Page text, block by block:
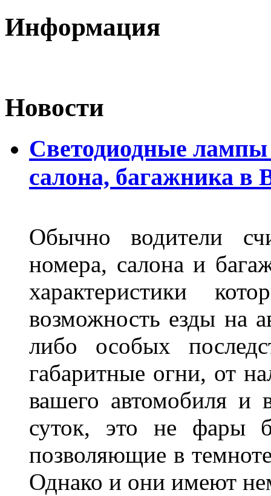
Информация
Новости
Светодиодные лампы
салона, багажника в
Обычно водители
номера, салона и
характеристики
возможность езды на
либо особых
габаритные огни, от
вашего автомобиля и
суток, это не фары
позволяющие в
Однако и они имеют